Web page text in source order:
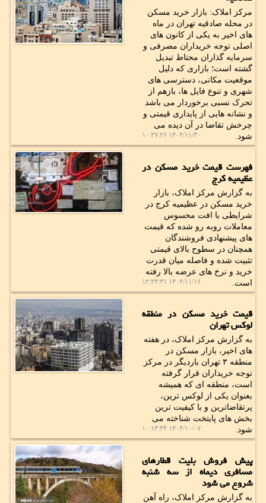
مرکز املاک: بازار خرید مسکن
در محله صادقیه تهران در ماه
های اخیر به یکی از کانون های
اصلی توجه خریداران مصرفی و
سرمایه گذاران محتاط تبدیل
گشته است؛ بازاری که دلیل
موقعیت مکانی، دسترسی های
شهری و تنوع فایل ها، بازهم از
تحرک نسبی برخوردار می باشد
و نشانه هایی از پایداری قیمتی و
چرخش تقاضا در آن دیده می
شود.
۱۴۰۴/۱۱/۳۰ ۱۰:۳۷:۲۶
فهرست قیمت خرید مسکن در
عظیمیه کرج
به گزارش مرکز املاک، بازار
خرید مسکن در عظیمیه کرج در
شرایطی با افت محسوس
معاملات روبه رو شده که قیمت
های پیشنهادی فروشندگان
همچنان در سطوح بالای قیمتی
تثبیت شده و فاصله میان قدرت
خرید و نرخ های عرضه بالا رفته
است.
۱۴۰۴/۱۱/۱۶ ۱۲:۲۳:۳۱
قیمت خرید مسکن در منطقه
لوکس تهران
به گزارش مرکز املاک، در هفته
های اخیر، بازار مسکن در
منطقه ۳ تهران باردیگر در مرکز
توجه خریداران قرار گرفته
است، منطقه ای که همیشه
بعنوان یکی از لوکس ترین،
پرتقاضاترین و با کیفیت ترین
بخش های پایتخت شناخته می
شود.
۱۴۰۴/۱۰/۰۷ ۱۰:۱۳:۴۴
پیش فروش بلیت قطارهای
مسافری دیماه از سه شنبه
شروع می شود
به گزارش مرکز املاک، راه آهن